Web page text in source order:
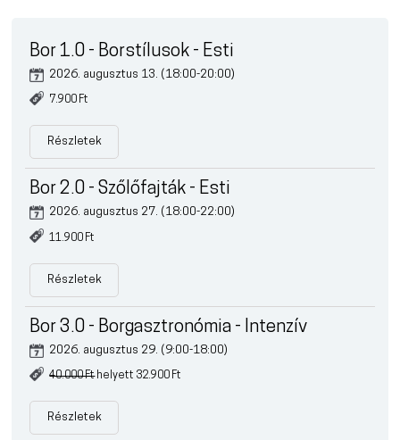
Bor 1.0 - Borstílusok - Esti
2026. augusztus 13. (18:00-20:00)
7.900 Ft
Részletek
Bor 2.0 - Szőlőfajták - Esti
2026. augusztus 27. (18:00-22:00)
11.900 Ft
Részletek
Bor 3.0 - Borgasztronómia - Intenzív
2026. augusztus 29. (9:00-18:00)
40.000 Fthelyett 32.900 Ft
Részletek